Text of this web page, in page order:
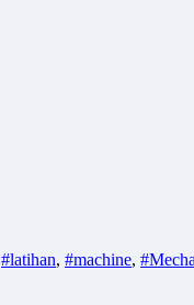
#latihan, #machine,